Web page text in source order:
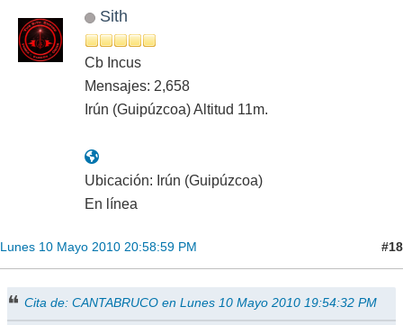
Sith
Cb Incus
Mensajes: 2,658
Irún (Guipúzcoa) Altitud 11m.
Ubicación: Irún (Guipúzcoa)
En línea
Lunes 10 Mayo 2010 20:58:59 PM #18
Cita de: CANTABRUCO en Lunes 10 Mayo 2010 19:54:32 PM